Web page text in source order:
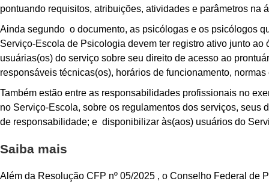
pontuando requisitos, atribuições, atividades e parâmetros na
Ainda segundo o documento, as psicólogas e os psicólogos
Serviço-Escola de Psicologia devem ter registro ativo junto
usuárias(os) do serviço sobre seu direito de acesso ao
responsáveis técnicas(os), horários de funcionamento,
Também estão entre as responsabilidades profissionais no
no Serviço-Escola, sobre os regulamentos dos serviços, seus
de responsabilidade; e disponibilizar às(aos) usuários do
Saiba mais
Além da Resolução CFP nº 05/2025 , o Conselho Federal de